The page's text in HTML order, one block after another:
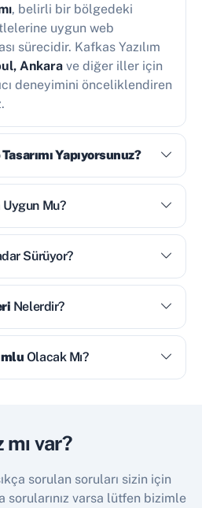
, belirli bir bölgedeki
uygun web
sürecidir. Kafkas Yazılım
Ankara ve diğer iller için
deneyimini önceliklendiren
Yapıyorsunuz?
Uygun Mu?
Sürüyor?
Nelerdir?
Olacak Mı?
mı var?
sorulan soruları sizin için
sorularınız varsa lütfen bizimle